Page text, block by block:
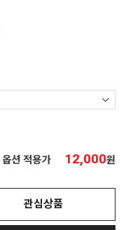
옵션 적용가 12,000원
관심상품